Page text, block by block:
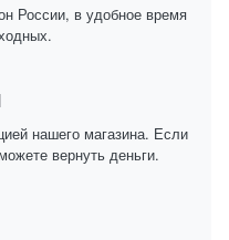
России, в удобное время
нашего магазина. Если
вернуть деньги.